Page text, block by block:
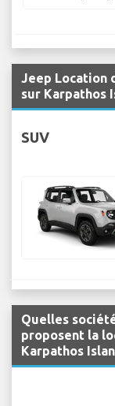
Jeep Location
sur Karpathos
SUV
Quelles
proposent la
Karpathos